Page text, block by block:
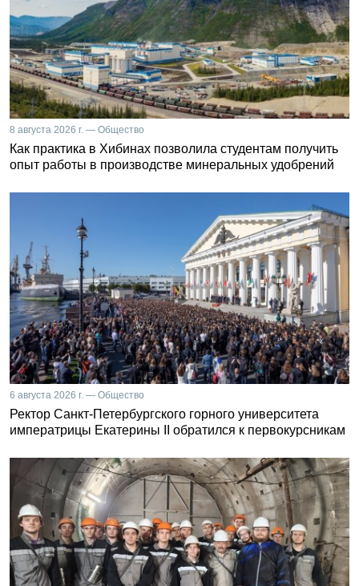
8 августа 2026 г. — Общество
Как практика в Хибинах позволила студентам получить
опыт работы в производстве минеральных удобрений
6 августа 2026 г. — Общество
Ректор Санкт-Петербургского горного университета
императрицы Екатерины II обратился к первокурсникам